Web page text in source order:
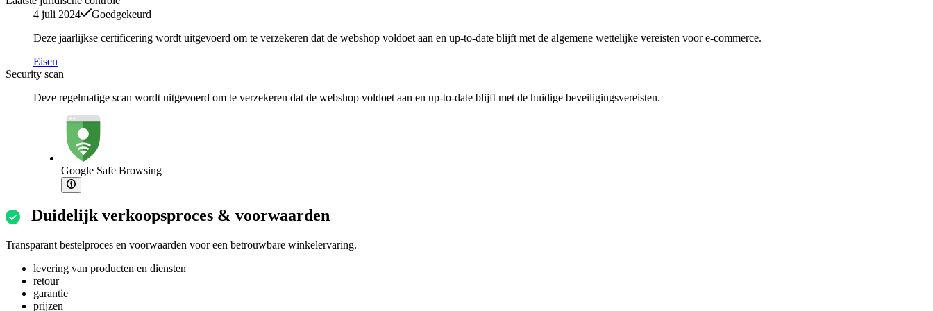
4 juli 2024
Goedgekeurd
Deze jaarlijkse certificering wordt uitgevoerd om te verzekeren dat de webshop voldoet aan en up-to-date blijft met de algemene wettelijke vereisten voor e-commerce.
Eisen
Security scan
Deze regelmatige scan wordt uitgevoerd om te verzekeren dat de webshop voldoet aan en up-to-date blijft met de huidige beveiligingsvereisten.
Google Safe Browsing
Duidelijk verkoopsproces & voorwaarden
Transparant bestelproces en voorwaarden voor een betrouwbare winkelervaring.
levering van producten en diensten
retour
garantie
prijzen